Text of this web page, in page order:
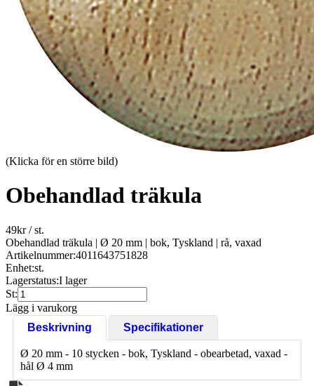
(Klicka för en större bild)
Obehandlad träkula
49kr/ st.
Obehandlad träkula | Ø 20 mm | bok, Tyskland | rå, vaxad
Artikelnummer:4011643751828
Enhet:st.
Lagerstatus:I lager
St:
Lägg i varukorg
Beskrivning
Specifikationer
Ø 20 mm - 10 stycken - bok, Tyskland - obearbetad, vaxad -
hål Ø 4 mm